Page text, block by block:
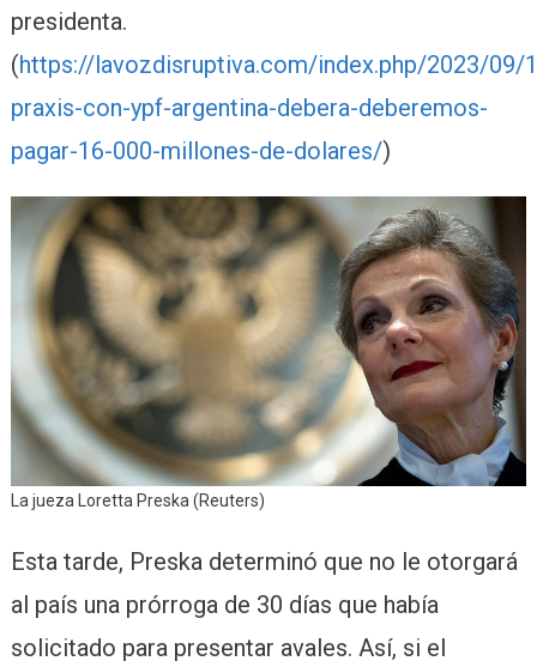
presidenta.
(https://lavozdisruptiva.com/index.php/2023/09/
praxis-con-ypf-argentina-debera-deberemos-
pagar-16-000-millones-de-dolares/)
La jueza Loretta Preska (Reuters)
Esta tarde, Preska determinó que no le otorgará
al país una prórroga de 30 días que había
solicitado para presentar avales. Así, si el